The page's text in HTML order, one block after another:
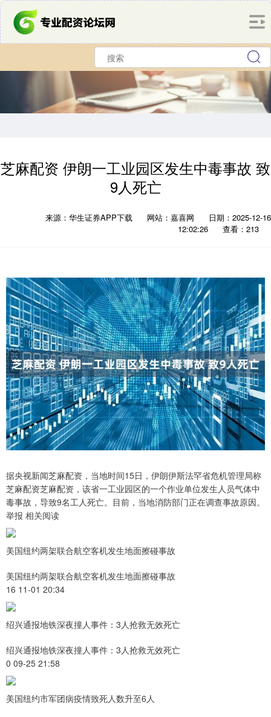
芝麻配资 伊朗一工业园区发生中毒事故 致
9人死亡
来源：华生证券APP下载 网站：嘉喜网
日期：2025-12-16
12:02:26
查看：213
据央视新闻芝麻配资，当地时间15日，伊朗伊斯法罕省危机管理局称
芝麻配资芝麻配资，该省一工业园区的一个作业单位发生人员气体中
毒事故，导致9名工人死亡。目前，当地消防部门正在调查事故原因。
举报 相关阅读
美国纽约两架联合航空客机发生地面擦碰事故
美国纽约两架联合航空客机发生地面擦碰事故
16 11-01 20:34
绍兴通报地铁深夜撞人事件：3人抢救无效死亡
绍兴通报地铁深夜撞人事件：3人抢救无效死亡
0 09-25 21:58
美国纽约市军团病疫情致死人数升至6人